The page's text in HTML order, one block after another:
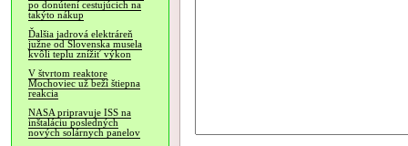
po donútení cestujúcich na
takýto nákup
Ďalšia jadrová elektráreň
južne od Slovenska musela
kvôli teplu znížiť výkon
V štvrtom reaktore
Mochoviec už beží štiepna
reakcia
NASA pripravuje ISS na
inštaláciu posledných
nových solárnych panelov